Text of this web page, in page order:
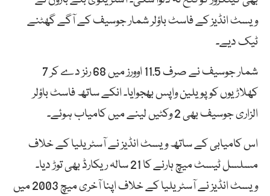
ویسٹ انڈیز کے فاسٹ باؤلر شمار جوسیف کے آگے گھٹنے
ٹیک دیے۔
شمار جوسیف نے صرف 11.5 اوورز میں 68 رنز دے کر 7
کھلاڑیوں کو پویلین واپس بھجوایا۔ انکے ساتھ فاسٹ باؤلر
الزاری جوسیف بھی 2 وکٹیں لینے میں کامیاب ہوئے۔
اس کامیابی کے ساتھ ویسٹ انڈیز نے آسٹریلیا کے خلاف
مسلسل ٹیسٹ میچ ہارنے کا 21 سالہ ریکارڈ بھی توڑ دیا۔
ویسٹ انڈیز نے آسٹریلیا کے خلاف اپنا آخری میچ 2003 میں